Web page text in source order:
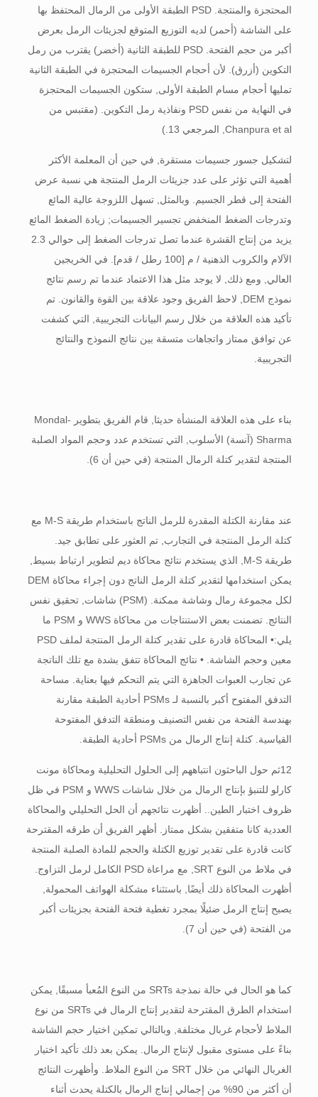
المحتجزة والمنتجة. PSD الطبقة الأولى من الرمال المحتفظ بها
على الشاشة (أحمر) لديه التوزيع المتوقع لجزيئات الرمل بعرض
أكبر من حجم الفتحة. PSD للطبقة الثانية (أخضر) يقترب من رمل
التكوين (أزرق). لأن أحجام الجسيمات المحتجزة في الطبقة الثانية
تمليها أحجام مسام الطبقة الأولى, ستكون الجسيمات المحتجزة
في النهاية من نفس PSD ونفاذية رمل التكوين. (مقتبس من
Chanpura et al, المرجعي 13.)
لتشكيل جسور جسيمات مستقرة, في حين أن المعلمة الأكثر
أهمية التي تؤثر على عدد جزيئات الرمل المنتجة هي نسبة عرض
الفتحة إلى قطر الجسيم. وبالمثل, تسهل اللزوجة عالية المائع
وتدرجات الضغط المنخفض تجسير الجسيمات; زيادة الضغط المائع
يزيد من إنتاج القشرة عندما تصل تدرجات الضغط إلى حوالي 2.3
الآلام والكروب الذهنية / م [100 رطل / قدم]. في الخريجين
العالي, ومع ذلك, لا يوجد مثل هذا الاعتماد عندما تم رسم نتائج
نموذج DEM, لاحظ الفريق وجود علاقة بين القوة والقانون. تم
تأكيد هذه العلاقة من خلال رسم البيانات التجريبية, التي كشفت
عن توافق ممتاز واتجاهات متسقة بين نتائج النموذج والنتائج
التجريبية.
بناء على هذه العلاقة المنشأة حديثا, قام الفريق بتطوير Mondal-
Sharma (آنسة) الأسلوب, التي تستخدم عدد وحجم المواد الصلبة
المنتجة لتقدير كتلة الرمال المنتجة (في حين أن 6).
عند مقارنة الكتلة المقدرة للرمل الناتج باستخدام طريقة M-S مع
كتلة الرمل المنتجة في التجارب, تم العثور على تطابق جيد.
طريقة M-S, الذي يستخدم نتائج محاكاة ديم لتطوير ارتباط بسيط,
يمكن استخدامها لتقدير كتلة الرمل الناتج دون إجراء محاكاة DEM
لكل مجموعة رمال وشاشة ممكنة. (PSM) شاشات, تحقيق نفس
النتائج. تضمنت بعض الاستنتاجات من محاكاة WWS و PSM ما
يلي:• المحاكاة قادرة على تقدير كتلة الرمل المنتجة لملف PSD
معين وحجم الشاشة. • نتائج المحاكاة تتفق بشدة مع تلك الناتجة
عن تجارب العبوات الجاهزة التي يتم التحكم فيها بعناية. مساحة
التدفق المفتوح أكبر بالنسبة لـ PSMs أحادية الطبقة مقارنة
بهندسة الفتحة من نفس التصنيف ومنطقة التدفق المفتوحة
القياسية. كتلة إنتاج الرمال من PSMs أحادية الطبقة.
12ثم حول الباحثون انتباههم إلى الحلول التحليلية ومحاكاة مونت
كارلو للتنبؤ بإنتاج الرمال من خلال شاشات WWS و PSM في ظل
ظروف اختبار الطين.. أظهرت نتائجهم أن الحل التحليلي والمحاكاة
العددية كانا متفقين بشكل ممتاز. أظهر الفريق أن طرقه المقترحة
كانت قادرة على تقدير توزيع الكتلة والحجم للمادة الصلبة المنتجة
في ملاط ​​من النوع SRT, مع مراعاة PSD الكامل لرمل التزاوج.
أظهرت المحاكاة ذلك أيضًا, باستثناء مشكلة الهواتف المحمولة,
يصبح إنتاج الرمل ضئيلًا بمجرد تغطية فتحة الفتحة بجزيئات أكبر
من الفتحة (في حين أن 7).
كما هو الحال في حالة نمذجة SRTs من النوع المُعبأ مسبقًا, يمكن
استخدام الطرق المقترحة لتقدير إنتاج الرمال في SRTs من نوع
الملاط لأحجام غربال مختلفة, وبالتالي تمكين اختيار حجم الشاشة
بناءً على مستوى مقبول لإنتاج الرمال. يمكن بعد ذلك تأكيد اختيار
الغربال النهائي من خلال SRT من النوع الملاط. وأظهرت النتائج
أن أكثر من 90% من إجمالي إنتاج الرمال بالكتلة يحدث أثناء